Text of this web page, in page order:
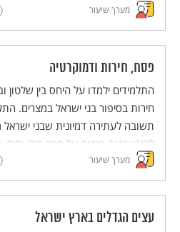
אלה יובילו לחשיבה משותפת על
מופת.
מערך שיעור
פסח, חירות ודמוקרטיה
התלמידים ילמדו על היחס בין שלטון
חירות בסיפור בני ישראל במצרים.
תשובה לעתירה דמיונית שבני ישראל
לבג"ץ כנגד פרעה על סמך חוק יסוד:
וחירותו.
המערך כולל עבודה במליאה, עבודה
וסיכום במליאה.
מערך שיעור
עצים הגדלים בארץ ישראל